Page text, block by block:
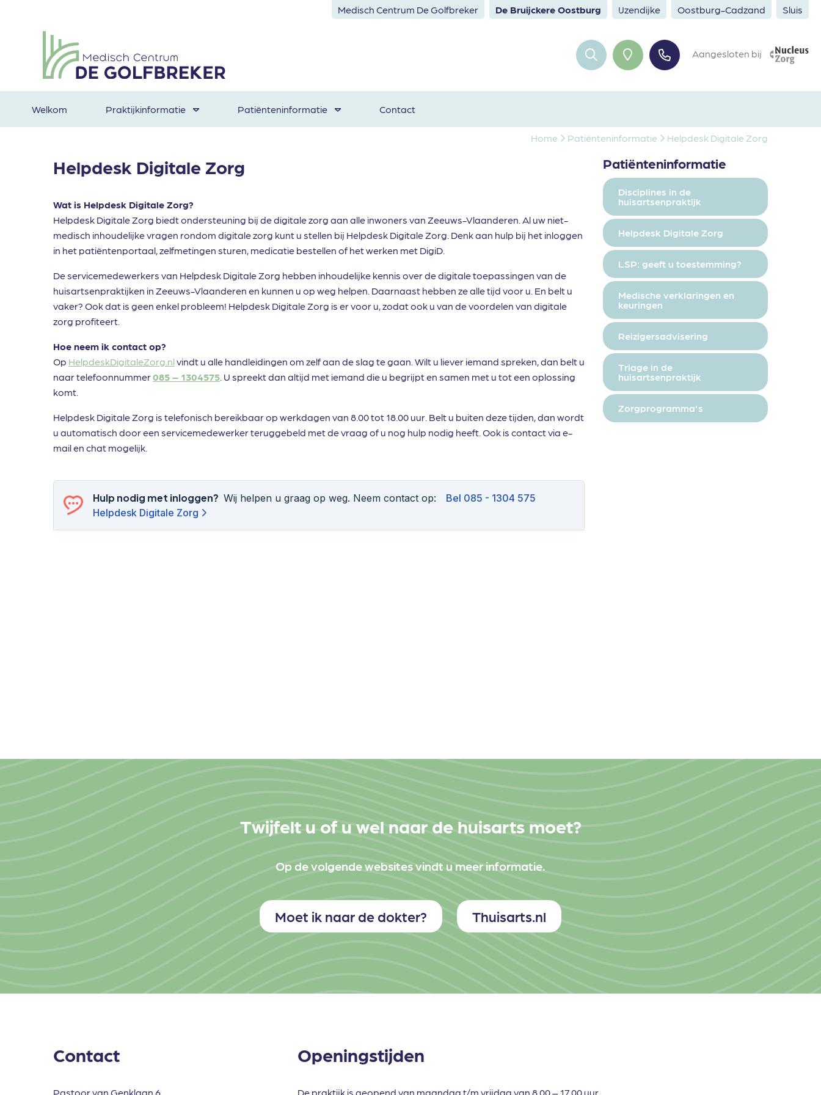
Medisch Centrum De Golfbreker De Bruijckere Oostburg IJzendijke Oostburg-Cadzand Sluis
Aangesloten bij
Welkom Praktijkinformatie Patiënteninformatie Contact
Home Patiënteninformatie Helpdesk Digitale Zorg
Helpdesk Digitale Zorg
Wat is Helpdesk Digitale Zorg?
Helpdesk Digitale Zorg biedt ondersteuning bij de digitale zorg aan alle inwoners van Zeeuws-Vlaanderen. Al uw niet-
medisch inhoudelijke vragen rondom digitale zorg kunt u stellen bij Helpdesk Digitale Zorg. Denk aan hulp bij het inloggen
in het patiëntenportaal, zelfmetingen sturen, medicatie bestellen of het werken met DigiD.
De servicemedewerkers van Helpdesk Digitale Zorg hebben inhoudelijke kennis over de digitale toepassingen van de
huisartsenpraktijken in Zeeuws-Vlaanderen en kunnen u op weg helpen. Daarnaast hebben ze alle tijd voor u. En belt u
vaker? Ook dat is geen enkel probleem! Helpdesk Digitale Zorg is er voor u, zodat ook u van de voordelen van digitale
zorg profiteert.
Hoe neem ik contact op?
Op HelpdeskDigitaleZorg.nlvindt u alle handleidingen om zelf aan de slag te gaan. Wilt u liever iemand spreken, dan belt u
naar telefoonnummer085 – 1304575. U spreekt dan altijd met iemand die u begrijpt en samen met u tot een oplossing
komt.
Helpdesk Digitale Zorg is telefonisch bereikbaar op werkdagen van 8.00 tot 18.00 uur. Belt u buiten deze tijden, dan wordt
u automatisch door een servicemedewerker teruggebeld met de vraag of u nog hulp nodig heeft. Ook is contact via e-
mail en chat mogelijk.
Patiënteninformatie
Disciplines in de
huisartsenpraktijk
Helpdesk Digitale Zorg
LSP: geeft u toestemming?
Medische verklaringen en
keuringen
Reizigersadvisering
Triage in de
huisartsenpraktijk
Zorgprogramma's
Twijfelt u of u wel naar de huisarts moet?
Op de volgende websites vindt u meer informatie.
Moet ik naar de dokter? Thuisarts.nl
Contact
Pastoor van Genklaan 6
Openingstijden
De praktijk is geopend van maandag t/m vrijdag van 8.00 – 17.00 uur.